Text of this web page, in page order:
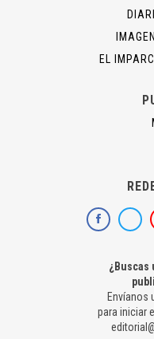
EL
¿Buscas
Envíanos
para iniciar